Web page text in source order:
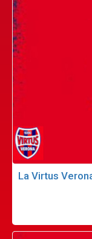
La Virtus